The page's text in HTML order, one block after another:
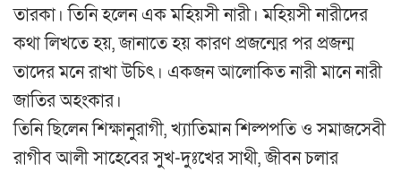
তারকা। তিনি হলেন এক মহিয়সী নারী। মহিয়সী নারীদের
কথা লিখতে হয়, জানাতে হয় কারণ প্রজন্মের পর প্রজন্ম
তাদের মনে রাখা উচিৎ। একজন আলোকিত নারী মানে নারী
জাতির অহংকার।
তিনি ছিলেন শিক্ষানুরাগী, খ্যাতিমান শিল্পপতি ও সমাজসেবী
রাগীব আলী সাহেবের সুখ-দুঃখের সাথী, জীবন চলার